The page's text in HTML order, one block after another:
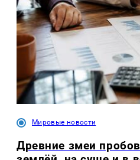
Мировые новости
Древние змеи